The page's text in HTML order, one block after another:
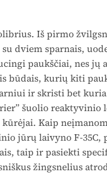
Iš pirmo
dviem sparnais,
paukščiai, nes jų
kurių kiti
ir skristi bet
šuolio
Kaip
jūrų laivyno F-
taip ir pasiekti
žingsnelius